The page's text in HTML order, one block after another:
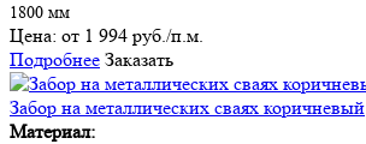
1800 мм
Цена: от 1 994 руб./п.м.
Подробнее Заказать
Забор на металлических сваях коричневый
Материал: